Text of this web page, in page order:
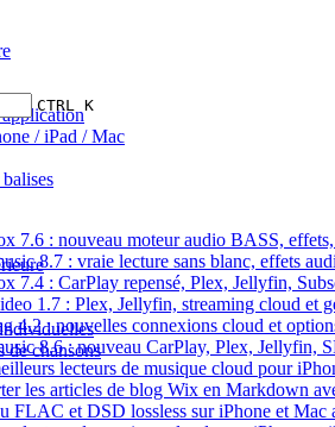
CTRL K
7.6 : nouveau moteur audio BASS,
8.7 : vraie lecture sans blanc, effets
7.4 : CarPlay repensé, Plex, Jellyfin,
1.7 : Plex, Jellyfin, streaming cloud et
4.2 : nouvelles connexions cloud et
8.6 : nouveau CarPlay, Plex, Jellyfin,
lecteurs de musique cloud pour
les articles de blog Wix en Markdown
FLAC et DSD lossless sur iPhone et Mac
/ iPad / Mac
de chansons